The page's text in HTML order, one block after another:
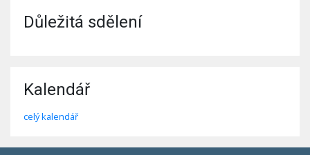
Důležitá sdělení
Kalendář
celý kalendář